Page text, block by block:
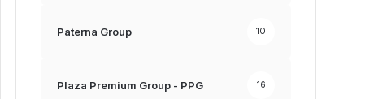
Paterna Group 10
Plaza Premium Group - PPG 16